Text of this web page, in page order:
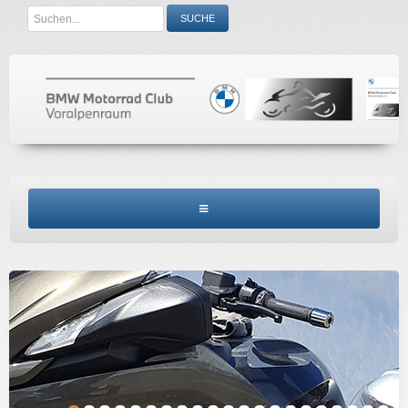
Search
...
SUCHE
CLUBINFO
TERMINE
ACCESSORIES